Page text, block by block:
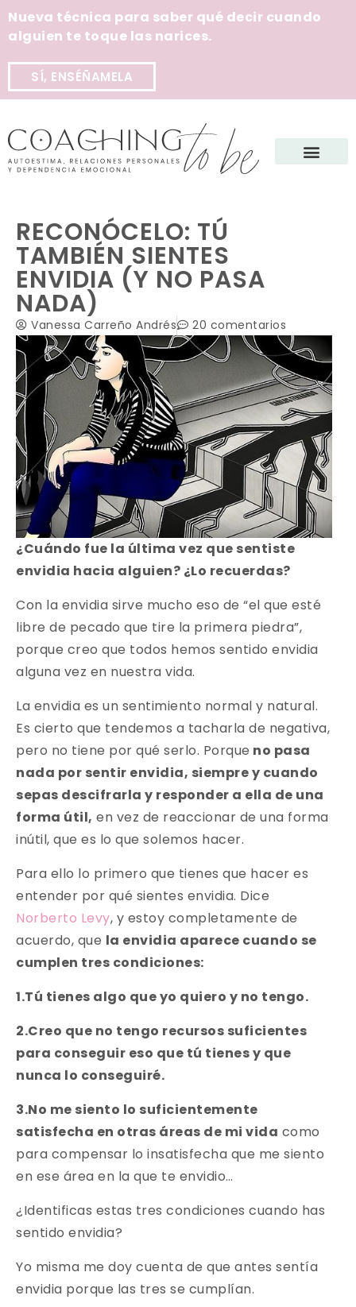
Nueva técnica para saber qué decir cuando
alguien te toque las narices.
SÍ, ENSÉÑAMELA
RECONÓCELO: TÚ
TAMBIÉN SIENTES
ENVIDIA (Y NO PASA
NADA)
Vanessa Carreño Andrés 20 comentarios
¿Cuándo fue la última vez que sentiste
envidia hacia alguien? ¿Lo recuerdas?
Con la envidia sirve mucho eso de “el que esté
libre de pecado que tire la primera piedra”,
porque creo que todos hemos sentido envidia
alguna vez en nuestra vida.
La envidia es un sentimiento normal y natural.
Es cierto que tendemos a tacharla de negativa,
pero no tiene por qué serlo. Porque no pasa
nada por sentir envidia, siempre y cuando
sepas descifrarla y responder a ella de una
forma útil, en vez de reaccionar de una forma
inútil, que es lo que solemos hacer.
Para ello lo primero que tienes que hacer es
entender por qué sientes envidia. Dice
Norberto Levy, y estoy completamente de
acuerdo, que la envidia aparece cuando se
cumplen tres condiciones:
1.Tú tienes algo que yo quiero y no tengo.
2.Creo que no tengo recursos suficientes
para conseguir eso que tú tienes y que
nunca lo conseguiré.
3.No me siento lo suficientemente
satisfecha en otras áreas de mi vida como
para compensar lo insatisfecha que me siento
en ese área en la que te envidio…
¿Identificas estas tres condiciones cuando has
sentido envidia?
Yo misma me doy cuenta de que antes sentía
envidia porque las tres se cumplían.